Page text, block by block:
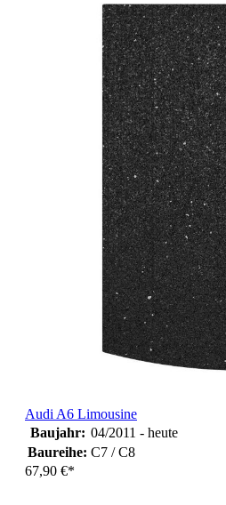
Audi A6 Limousine
Baujahr: 04/2011 - heute
Baureihe: C7 / C8
67,90 €*